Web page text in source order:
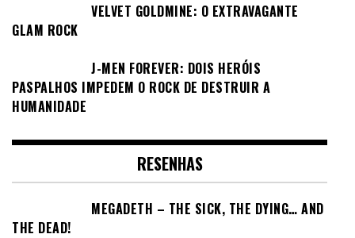
VELVET GOLDMINE: O EXTRAVAGANTE
GLAM ROCK
J-MEN FOREVER: DOIS HERÓIS
PASPALHOS IMPEDEM O ROCK DE DESTRUIR A
HUMANIDADE
RESENHAS
MEGADETH – THE SICK, THE DYING… AND
THE DEAD!